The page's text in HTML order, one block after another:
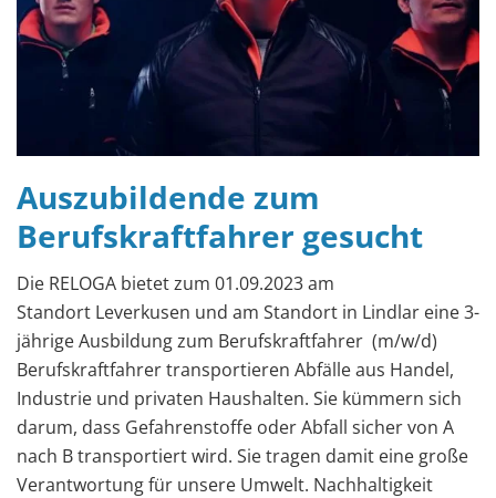
Auszubildende zum
Berufskraftfahrer gesucht
Die RELOGA bietet zum 01.09.2023 am
Standort Leverkusen und am Standort in Lindlar eine 3-
jährige Ausbildung zum Berufskraftfahrer (m/w/d)
Berufskraftfahrer transportieren Abfälle aus Handel,
Industrie und privaten Haushalten. Sie kümmern sich
darum, dass Gefahrenstoffe oder Abfall sicher von A
nach B transportiert wird. Sie tragen damit eine große
Verantwortung für unsere Umwelt. Nachhaltigkeit